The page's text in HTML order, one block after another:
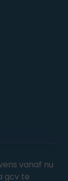
vanaf nu
gcv te